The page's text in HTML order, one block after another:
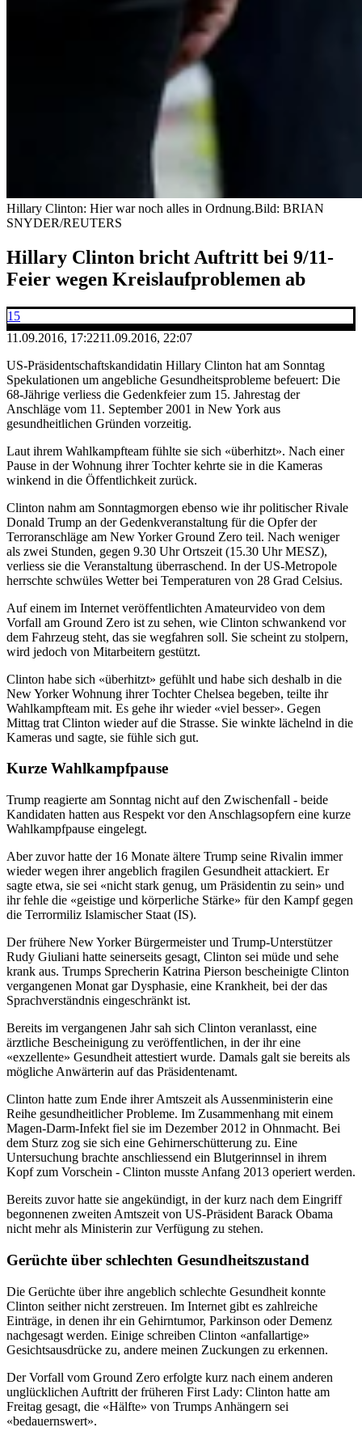
Hillary Clinton: Hier war noch alles in Ordnung.Bild: BRIAN
SNYDER/REUTERS
Hillary Clinton bricht Auftritt bei 9/11-
Feier wegen Kreislaufproblemen ab
15
11.09.2016, 17:2211.09.2016, 22:07
US-Präsidentschaftskandidatin Hillary Clinton hat am Sonntag
Spekulationen um angebliche Gesundheitsprobleme befeuert: Die
68-Jährige verliess die Gedenkfeier zum 15. Jahrestag der
Anschläge vom 11. September 2001 in New York aus
gesundheitlichen Gründen vorzeitig.
Laut ihrem Wahlkampfteam fühlte sie sich «überhitzt». Nach einer
Pause in der Wohnung ihrer Tochter kehrte sie in die Kameras
winkend in die Öffentlichkeit zurück.
Clinton nahm am Sonntagmorgen ebenso wie ihr politischer Rivale
Donald Trump an der Gedenkveranstaltung für die Opfer der
Terroranschläge am New Yorker Ground Zero teil. Nach weniger
als zwei Stunden, gegen 9.30 Uhr Ortszeit (15.30 Uhr MESZ),
verliess sie die Veranstaltung überraschend. In der US-Metropole
herrschte schwüles Wetter bei Temperaturen von 28 Grad Celsius.
Auf einem im Internet veröffentlichten Amateurvideo von dem
Vorfall am Ground Zero ist zu sehen, wie Clinton schwankend vor
dem Fahrzeug steht, das sie wegfahren soll. Sie scheint zu stolpern,
wird jedoch von Mitarbeitern gestützt.
Clinton habe sich «überhitzt» gefühlt und habe sich deshalb in die
New Yorker Wohnung ihrer Tochter Chelsea begeben, teilte ihr
Wahlkampfteam mit. Es gehe ihr wieder «viel besser». Gegen
Mittag trat Clinton wieder auf die Strasse. Sie winkte lächelnd in die
Kameras und sagte, sie fühle sich gut.
Kurze Wahlkampfpause
Trump reagierte am Sonntag nicht auf den Zwischenfall - beide
Kandidaten hatten aus Respekt vor den Anschlagsopfern eine kurze
Wahlkampfpause eingelegt.
Aber zuvor hatte der 16 Monate ältere Trump seine Rivalin immer
wieder wegen ihrer angeblich fragilen Gesundheit attackiert. Er
sagte etwa, sie sei «nicht stark genug, um Präsidentin zu sein» und
ihr fehle die «geistige und körperliche Stärke» für den Kampf gegen
die Terrormiliz Islamischer Staat (IS).
Der frühere New Yorker Bürgermeister und Trump-Unterstützer
Rudy Giuliani hatte seinerseits gesagt, Clinton sei müde und sehe
krank aus. Trumps Sprecherin Katrina Pierson bescheinigte Clinton
vergangenen Monat gar Dysphasie, eine Krankheit, bei der das
Sprachverständnis eingeschränkt ist.
Bereits im vergangenen Jahr sah sich Clinton veranlasst, eine
ärztliche Bescheinigung zu veröffentlichen, in der ihr eine
«exzellente» Gesundheit attestiert wurde. Damals galt sie bereits als
mögliche Anwärterin auf das Präsidentenamt.
Clinton hatte zum Ende ihrer Amtszeit als Aussenministerin eine
Reihe gesundheitlicher Probleme. Im Zusammenhang mit einem
Magen-Darm-Infekt fiel sie im Dezember 2012 in Ohnmacht. Bei
dem Sturz zog sie sich eine Gehirnerschütterung zu. Eine
Untersuchung brachte anschliessend ein Blutgerinnsel in ihrem
Kopf zum Vorschein - Clinton musste Anfang 2013 operiert werden.
Bereits zuvor hatte sie angekündigt, in der kurz nach dem Eingriff
begonnenen zweiten Amtszeit von US-Präsident Barack Obama
nicht mehr als Ministerin zur Verfügung zu stehen.
Gerüchte über schlechten Gesundheitszustand
Die Gerüchte über ihre angeblich schlechte Gesundheit konnte
Clinton seither nicht zerstreuen. Im Internet gibt es zahlreiche
Einträge, in denen ihr ein Gehirntumor, Parkinson oder Demenz
nachgesagt werden. Einige schreiben Clinton «anfallartige»
Gesichtsausdrücke zu, andere meinen Zuckungen zu erkennen.
Der Vorfall vom Ground Zero erfolgte kurz nach einem anderen
unglücklichen Auftritt der früheren First Lady: Clinton hatte am
Freitag gesagt, die «Hälfte» von Trumps Anhängern sei
«bedauernswert».